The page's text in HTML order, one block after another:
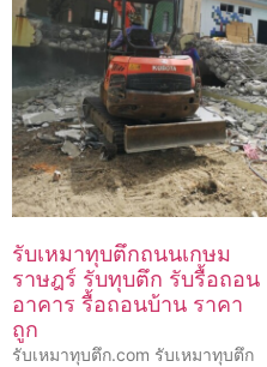
รับเหมาทุบตึกถนนเกษม
ราษฎร์ รับทุบตึก รับรื้อถอน
อาคาร รื้อถอนบ้าน ราคา
ถูก
รับเหมาทุบตึก.com รับเหมาทุบตึก